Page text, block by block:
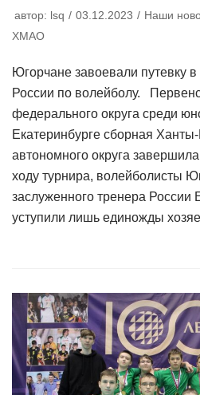
автор: lsq 03.12.2023 Наши
ХМАО
Югорчане завоевали путевку
России по волейболу.
федерального округа среди
Екатеринбурге сборная
автономного округа
ходу турнира, волейболисты
заслуженного тренера России
уступили лишь единожды